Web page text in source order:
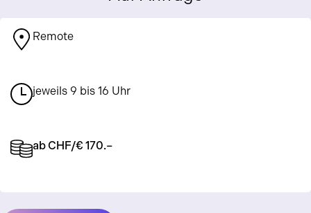
Remote
jeweils 9 bis 16 Uhr
ab CHF/€ 170.–